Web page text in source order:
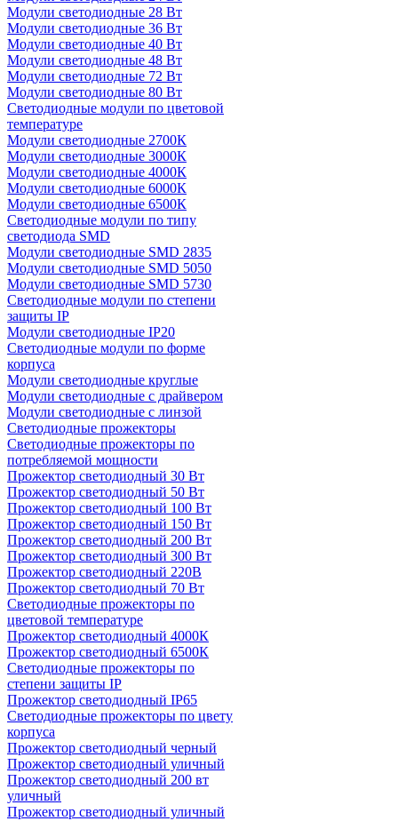
Модули светодиодные 28 Вт
Модули светодиодные 36 Вт
Модули светодиодные 40 Вт
Модули светодиодные 48 Вт
Модули светодиодные 72 Вт
Модули светодиодные 80 Вт
Светодиодные модули по цветовой
температуре
Модули светодиодные 2700К
Модули светодиодные 3000К
Модули светодиодные 4000К
Модули светодиодные 6000К
Модули светодиодные 6500К
Светодиодные модули по типу
светодиода SMD
Модули светодиодные SMD 2835
Модули светодиодные SMD 5050
Модули светодиодные SMD 5730
Светодиодные модули по степени
защиты IP
Модули светодиодные IP20
Светодиодные модули по форме
корпуса
Модули светодиодные круглые
Модули светодиодные с драйвером
Модули светодиодные с линзой
Светодиодные прожекторы
Светодиодные прожекторы по
потребляемой мощности
Прожектор светодиодный 30 Вт
Прожектор светодиодный 50 Вт
Прожектор светодиодный 100 Вт
Прожектор светодиодный 150 Вт
Прожектор светодиодный 200 Вт
Прожектор светодиодный 300 Вт
Прожектор светодиодный 220В
Прожектор светодиодный 70 Вт
Светодиодные прожекторы по
цветовой температуре
Прожектор светодиодный 4000К
Прожектор светодиодный 6500К
Светодиодные прожекторы по
степени защиты IP
Прожектор светодиодный IP65
Светодиодные прожекторы по цвету
корпуса
Прожектор светодиодный черный
Прожектор светодиодный уличный
Прожектор светодиодный 200 вт
уличный
Прожектор светодиодный уличный